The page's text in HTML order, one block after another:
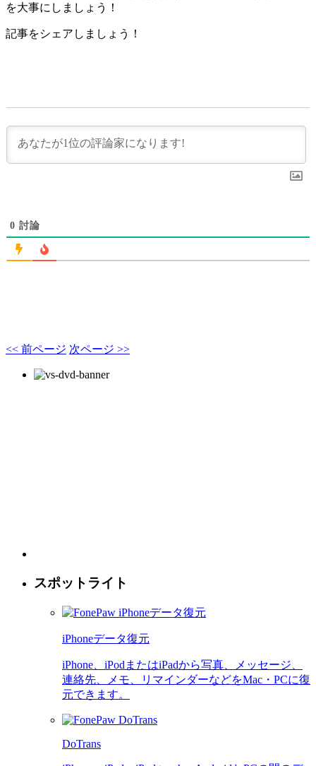
を大事にしましょう！
記事をシェアしましょう！
0 討論
<< 前ページ 次ページ >>
スポットライト
iPhoneデータ復元
iPhone、iPodまたはiPadから写真、メッセージ、
連絡先、メモ、リマインダーなどをMac・PCに復
元できます。
DoTrans